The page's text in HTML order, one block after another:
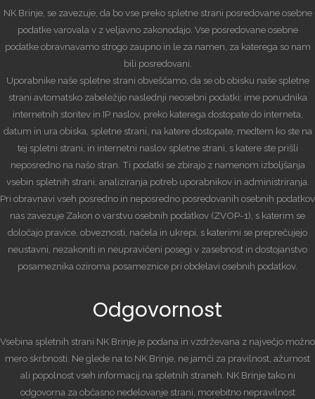
NK Brinje, se zavezuje, da bo vse preko spletne strani posredovane osebne
podatke varovala v z veljavno zakonodajo. Vse posredovane osebne
podatke obravnavamo strogo zaupno in le za namen, za katerega so nam
bili posredovani.
Uporabnike naše spletne strani obveščamo, da se ob obisku naše spletne
strani avtomatsko zabeležijo naslednji neosebni podatki: ime ponudnika
internetnih storitev in IP naslov, preko katerega dostopate do interneta,
datum in ura obiska, spletne strani, na katere dostopate, medtem ko ste na
tej spletni strani, in internetni naslov spletne strani, s katere ste prišli
neposredno na našo stran. Ti podatki se zbirajo z namenom izboljšanja
vsebin spletnih strani, analiziranja potreb uporabnikov in administriranja.
Pri obravnavi vseh posredno in neposredno posredovanih osebnih podatkov
nas zavezuje Zakon o varstvu osebnih podatkov (ZVOP-1), s katerim se
določajo pravice, obveznosti, načela in ukrepi, s katerimi se preprečujejo
neustavni, nezakoniti in neupravičeni posegi v zasebnost in dostojanstvo
posameznika oziroma posameznice pri obdelavi osebnih podatkov.
Odgovornost
Vsebina spletnih strani NK Brinje je podana in vzdrževana z največjo možno
mero skrbnosti. Ne glede na to NK Brinje, ne jamči za pravilnost, ažurnost
ali popolnost vseh informacij na spletnih straneh. NK Brinje tako ni
odgovorna za občasno nedelovanje strani, morebitno nepravilnost